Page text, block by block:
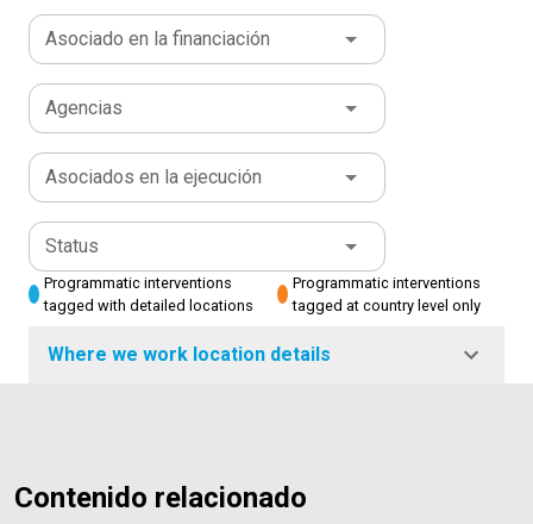
Asociado en la financiación
Agencias
Asociados en la ejecución
Status
Programmatic interventions
tagged with detailed locations
Programmatic interventions
tagged at country level only
Where we work location details
Contenido relacionado